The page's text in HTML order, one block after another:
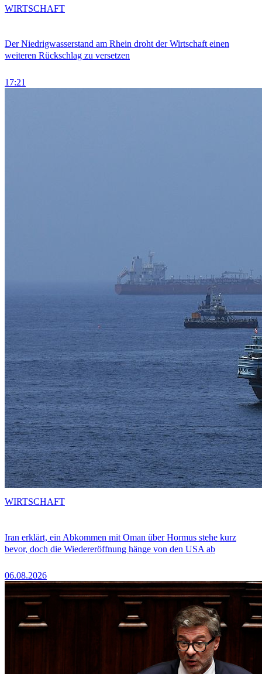
Der Niedrigwasserstand am Rhein droht der Wirtschaft einen
weiteren Rückschlag zu versetzen
17:21
WIRTSCHAFT
Iran erklärt, ein Abkommen mit Oman über Hormus stehe kurz
bevor, doch die Wiedereröffnung hänge von den USA ab
06.08.2026
WIRTSCHAFT